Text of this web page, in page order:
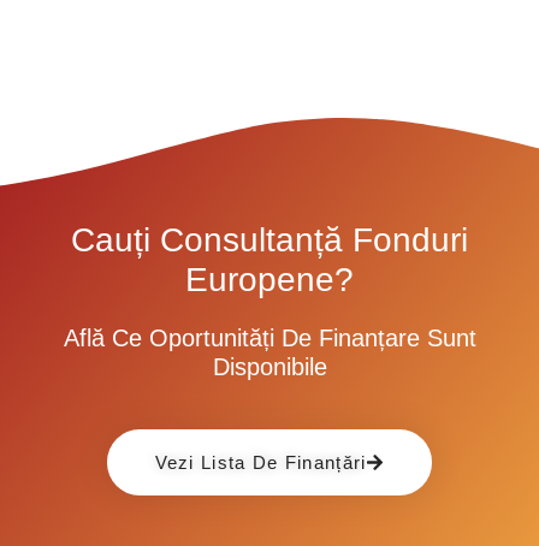
Cauți Consultanță Fonduri
Europene?
Află Ce Oportunități De Finanțare Sunt
Disponibile
Vezi Lista De Finanțări